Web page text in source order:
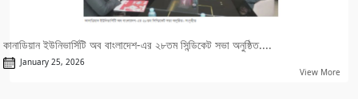
কানাডিয়ান ইউনিভার্সিটি অব বাংলাদেশ-এর ২৮তম সিন্ডিকেট সভা অনুষ্ঠিত....
January 25, 2026
View More